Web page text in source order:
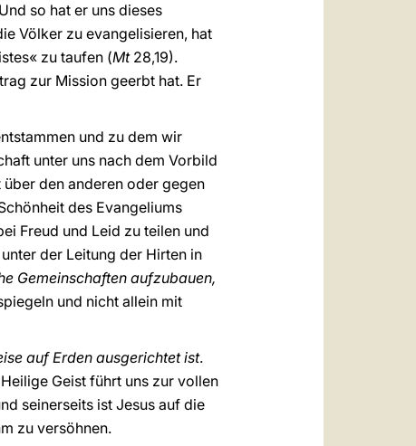
so hat er uns dieses
Völker zu evangelisieren, hat
zu taufen (Mt 28,19).
zur Mission geerbt hat. Er
und zu dem wir
unter uns nach dem Vorbild
den anderen oder gegen
des Evangeliums
Freud und Leid zu teilen und
der Leitung der Hirten in
Gemeinschaften aufzubauen,
und nicht allein mit
auf Erden ausgerichtet ist.
Geist führt uns zur vollen
seinerseits ist Jesus auf die
zu versöhnen.